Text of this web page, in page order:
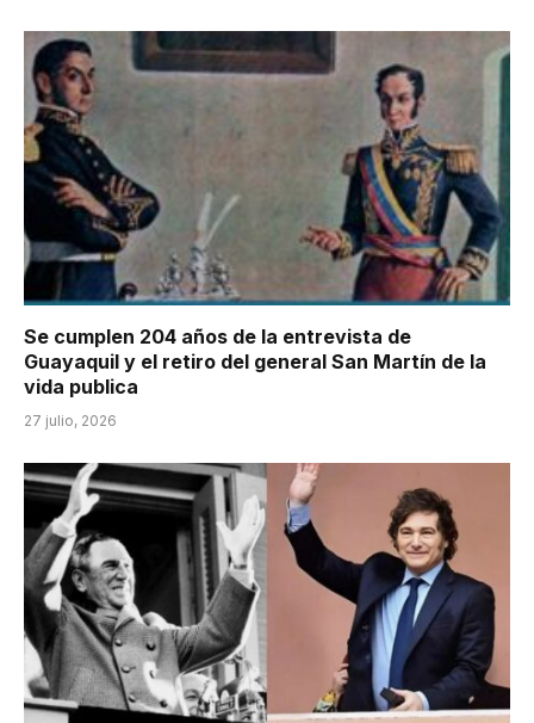
Se cumplen 204 años de la entrevista de
Guayaquil y el retiro del general San Martín de la
vida publica
27 julio, 2026